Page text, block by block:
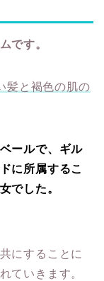
です。
髪と褐色の肌の
ールで、ギル
に所属するこ
でした。
にすることに
ていきます。